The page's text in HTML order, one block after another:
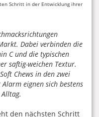
Schritt in der Entwicklung ihrer
Dabei verbinden die
C und die typischen
saftig-weichen Textur.
Chews in den zwei
eignen sich bestens
den nächsten Schritt